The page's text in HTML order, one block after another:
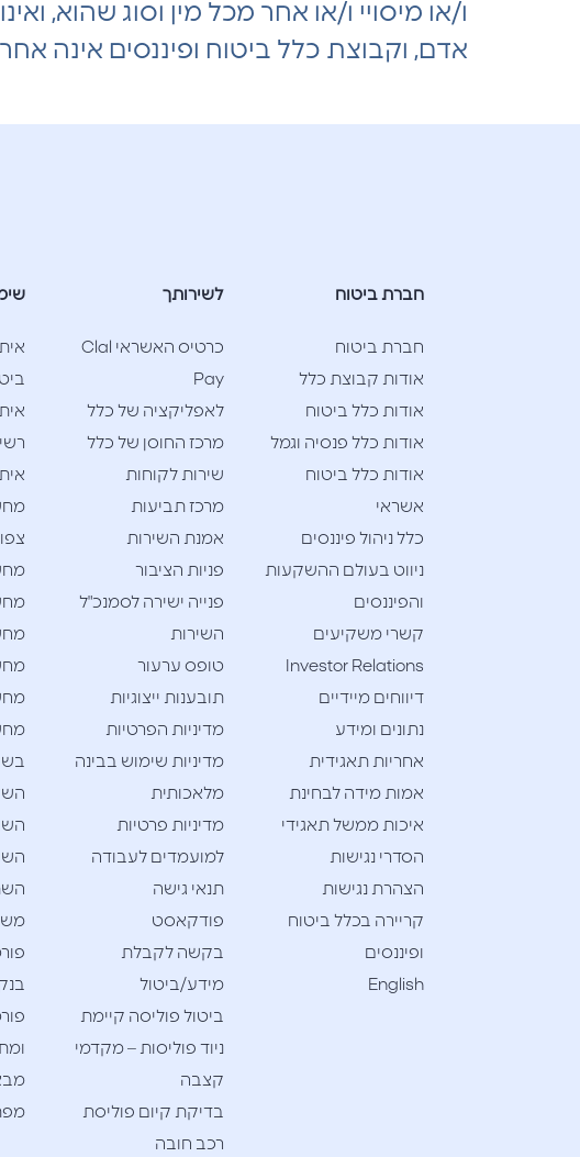
ו/או מיסויי ו/או אחר מכל מין וסוג שהוא,
אדם, וקבוצת כלל ביטוח ופיננסים אינה
חברת ביטוח
חברת ביטוח
אודות קבוצת כלל
אודות כלל ביטוח
אודות כלל פנסיה וגמל
אודות כלל ביטוח
אשראי
כלל ניהול פיננסים
ניווט בעולם ההשקעות
והפיננסים
קשרי משקיעים
Investor Relations
דיווחים מיידיים
נתונים ומידע
אחריות תאגידית
אמות מידה לבחינת
איכות ממשל תאגידי
הסדרי נגישות
הצהרת נגישות
קריירה בכלל ביטוח
ופיננסים
English
לשירותך
כרטיס האשראי Clal
Pay
לאפליקציה של כלל
מרכז החוסן של כלל
שירות לקוחות
מרכז תביעות
אמנת השירות
פניות הציבור
פנייה ישירה לסמנכ"ל
השירות
טופס ערעור
תובענות ייצוגיות
מדיניות הפרטיות
מדיניות שימוש בבינה
מלאכותית
מדיניות פרטיות
למועמדים לעבודה
תנאי גישה
פודקאסט
בקשה לקבלת
מידע/ביטול
ביטול פוליסה קיימת
ניוד פוליסות – מקדמי
קצבה
בדיקת קיום פוליסת
רכב חובה